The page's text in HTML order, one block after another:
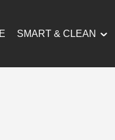
SMART & CLEAN